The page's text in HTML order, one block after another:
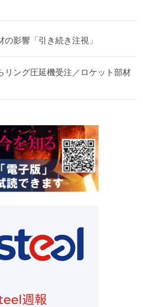
影響「引き続き注視」
リング圧延機受注／ロケット部材